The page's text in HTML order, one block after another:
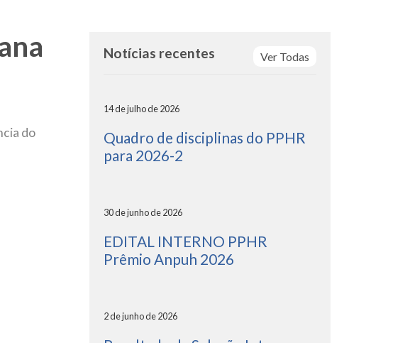
do
Ver Todas
Notícias recentes
14 de julho de 2026
Quadro de disciplinas do PPHR
para 2026-2
30 de junho de 2026
EDITAL INTERNO PPHR
Prêmio Anpuh 2026
2 de junho de 2026